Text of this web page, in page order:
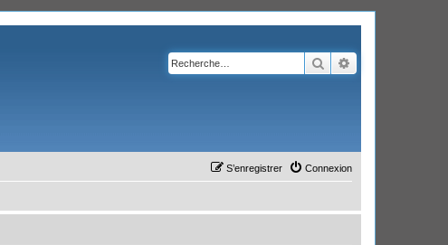
Rechercher
Connexion
S’enregistrer